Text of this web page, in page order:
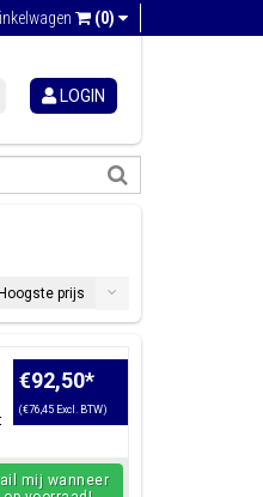
(0)
LOGIN
Hoogste prijs
€92,50*
(€76,45 Excl. BTW)
mij wanneer